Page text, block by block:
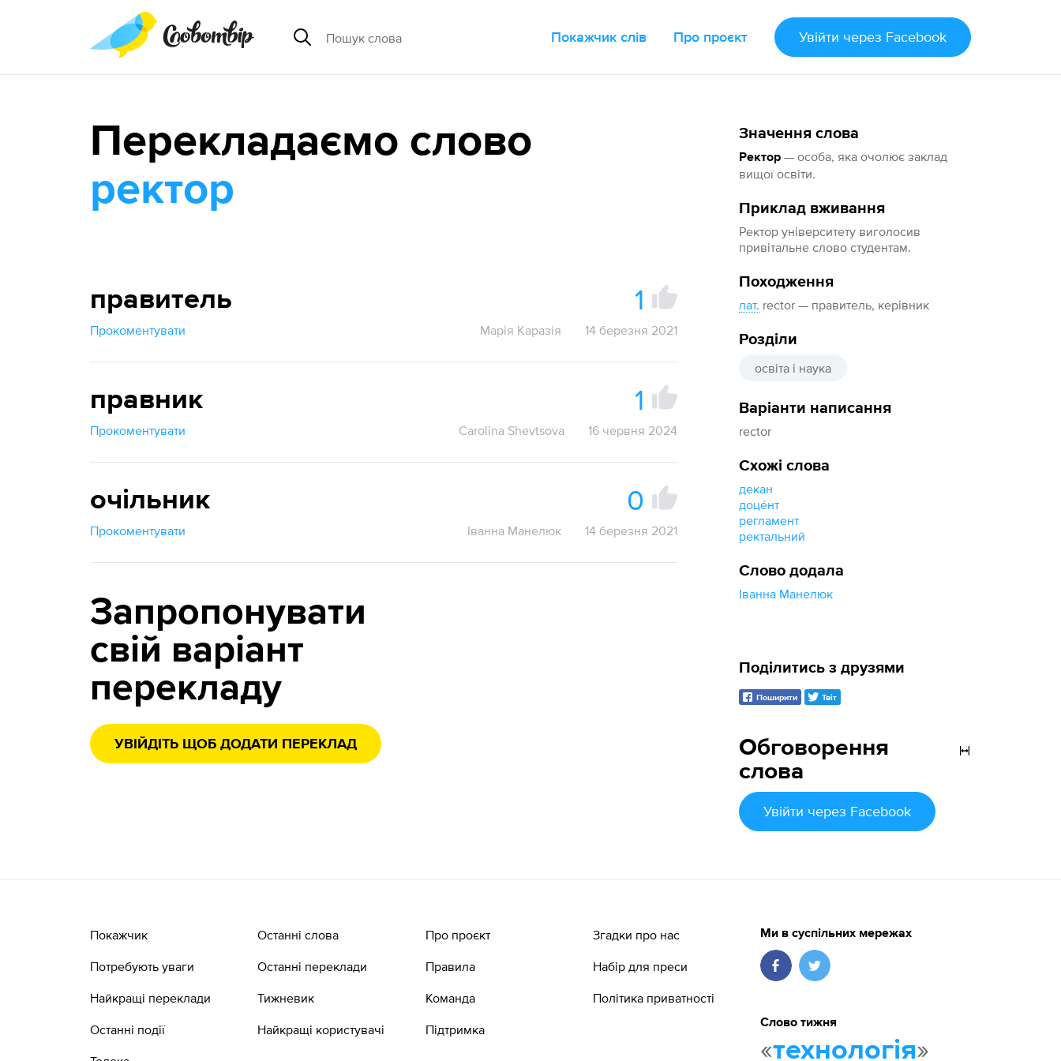
Покажчик слів Про проєкт Увійти через Facebook
Значення слова
Ректор — особа, яка очолює заклад
вищої освіти.
Приклад вживання
Ректор університету виголосив
привітальне слово студентам.
Походження
лат. rector — правитель, керівник
Розділи
освіта і наука
Варіанти написання
rector
Схожі слова
декан
доце́нт
регламент
ректальний
Слово додала
Іванна Манелюк
Перекладаємо слово
ректор
правитель 1
Прокоментувати Марія Каразія 14 березня 2021
правник 1
Прокоментувати Carolina Shevtsova 16 червня 2024
очільник 0
Прокоментувати Іванна Манелюк 14 березня 2021
Запропонувати
свій варіант
перекладу
УВІЙДІТЬ ЩОБ ДОДАТИ ПЕРЕКЛАД
Обговорення
слова
Увійти через Facebook
Поділитись з друзями
Поширити Твіт
Покажчик
Потребують уваги
Найкращі переклади
Останні події
Останні слова
Останні переклади
Тижневик
Найкращі користувачі
Про проєкт
Правила
Команда
Підтримка
Згадки про нас
Набір для преси
Політика приватності
Ми в суспільних мережах
Слово тижня
«технологія»